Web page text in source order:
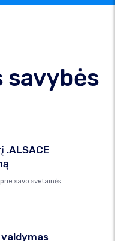
savybės
.ALSACE
savo svetainės
valdymas